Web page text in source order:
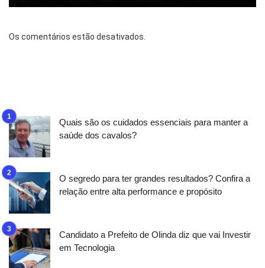
Os comentários estão desativados.
Quais são os cuidados essenciais para manter a
saúde dos cavalos?
O segredo para ter grandes resultados? Confira a
relação entre alta performance e propósito
Candidato a Prefeito de Olinda diz que vai Investir
em Tecnologia